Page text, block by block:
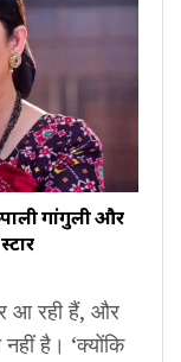
गांगुली और
आ रही हैं, और
नहीं है। ‘क्योंकि